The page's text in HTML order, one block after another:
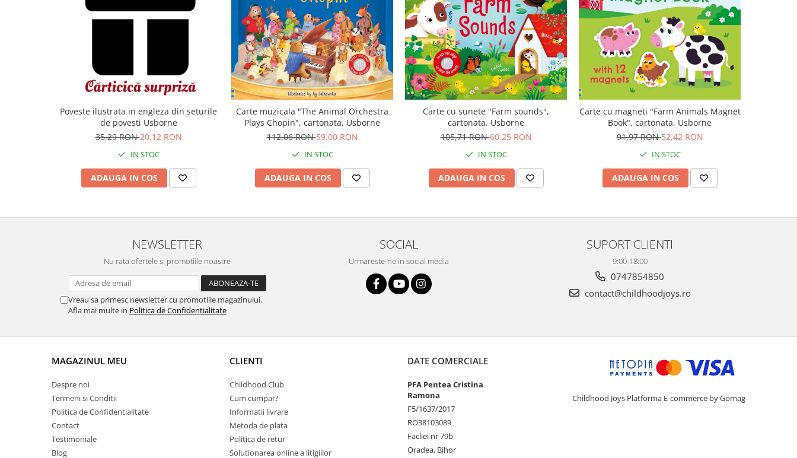
Poveste ilustrata in engleza din seturile
de povesti Usborne
35,29 RON20,12 RON
IN STOC
ADAUGA IN COS
Carte muzicala "The Animal Orchestra
Plays Chopin", cartonata, Usborne
112,06 RON59,00 RON
IN STOC
ADAUGA IN COS
Carte cu sunete "Farm sounds",
cartonata, Usborne
105,71 RON60,25 RON
IN STOC
ADAUGA IN COS
Carte cu magneti "Farm Animals Magnet
Book", cartonata, Usborne
91,97 RON52,42 RON
IN STOC
ADAUGA IN COS
NEWSLETTER
Nu rata ofertele si promotiile noastre
Vreau sa primesc newsletter cu promotiile magazinului.
Afla mai multe in Politica de Confidentialitate
SOCIAL
Urmareste-ne in social media
SUPORT CLIENTI
9:00-18:00
0747854850
contact@childhoodjoys.ro
MAGAZINUL MEU
Despre noi
Termeni si Conditii
Politica de Confidentialitate
Contact
Testimoniale
Blog
CLIENTI
Childhood Club
Cum cumpar?
Informatii livrare
Metoda de plata
Politica de retur
Solutionarea online a litigiilor
DATE COMERCIALE
PFA Pentea Cristina
Ramona
F5/1637/2017
RO38103089
Facliei nr 79b
Oradea, Bihor
Childhood Joys Platforma E-commerce by Gomag